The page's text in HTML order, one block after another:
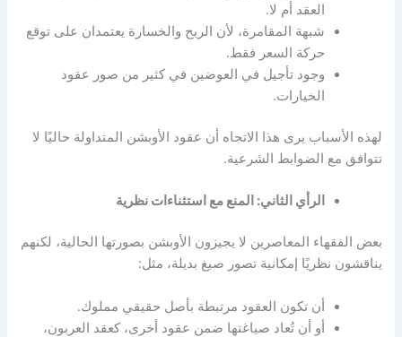
العقد أم لا.
شبهة المقامرة، لأن الربح والخسارة يعتمدان على توقع
حركة السعر فقط.
وجود تأجيل في العوضين في كثير من صور عقود
الخيارات.
لهذه الأسباب يرى هذا الاتجاه أن عقود الأوبشن المتداولة حاليًا لا
تتوافق مع الضوابط الشرعية.
الرأي الثاني: المنع مع استثناءات نظرية
بعض الفقهاء المعاصرين لا يجيزون الأوبشن بصورتها الحالية، لكنهم
يناقشون نظريًا إمكانية تصور صيغ بديلة، مثل:
أن تكون العقود مرتبطة بأصل حقيقي مملوك.
أو أن تُعاد صياغتها ضمن عقود أخرى، كعقد العربون،